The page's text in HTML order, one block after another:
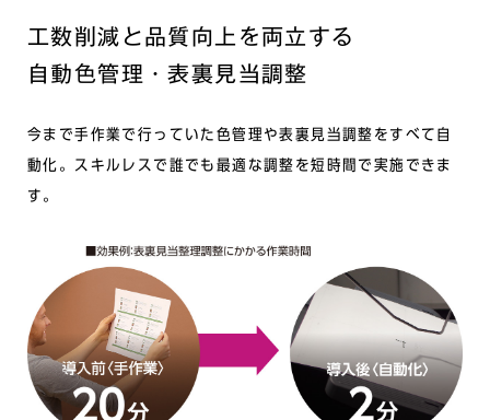
工数削減と品質向上を両立する
自動色管理・表裏見当調整
今まで手作業で行っていた色管理や表裏見当調整をすべて自
動化。スキルレスで誰でも最適な調整を短時間で実施できま
す。